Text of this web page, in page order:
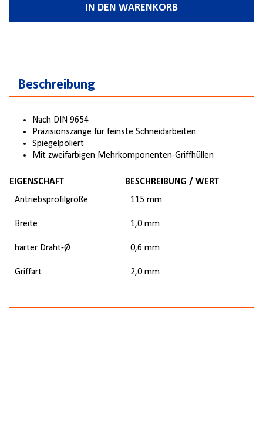
IN DEN WARENKORB
Beschreibung
Nach DIN 9654
Präzisionszange für feinste Schneidarbeiten
Spiegelpoliert
Mit zweifarbigen Mehrkomponenten-Griffhüllen
EIGENSCHAFT
BESCHREIBUNG / WERT
Antriebsprofilgröße
115 mm
Breite 1,0 mm
harter Draht-Ø 0,6 mm
Griffart 2,0 mm